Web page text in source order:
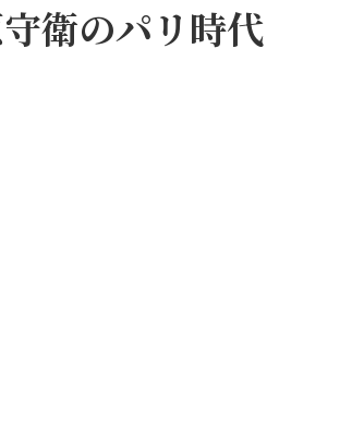
衛のパリ時代